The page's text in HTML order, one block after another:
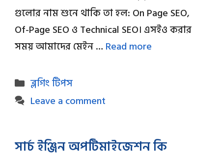
গুলোর নাম শুনে থাকি তা হল: On Page SEO,
Of-Page SEO ও Technical SEO। এসইও করার
সময় আমাদের মেইন …Read more
Categories
ব্লগিং টিপস
Leave a comment
সার্চ ইঞ্জিন অপটিমাইজেশন কি